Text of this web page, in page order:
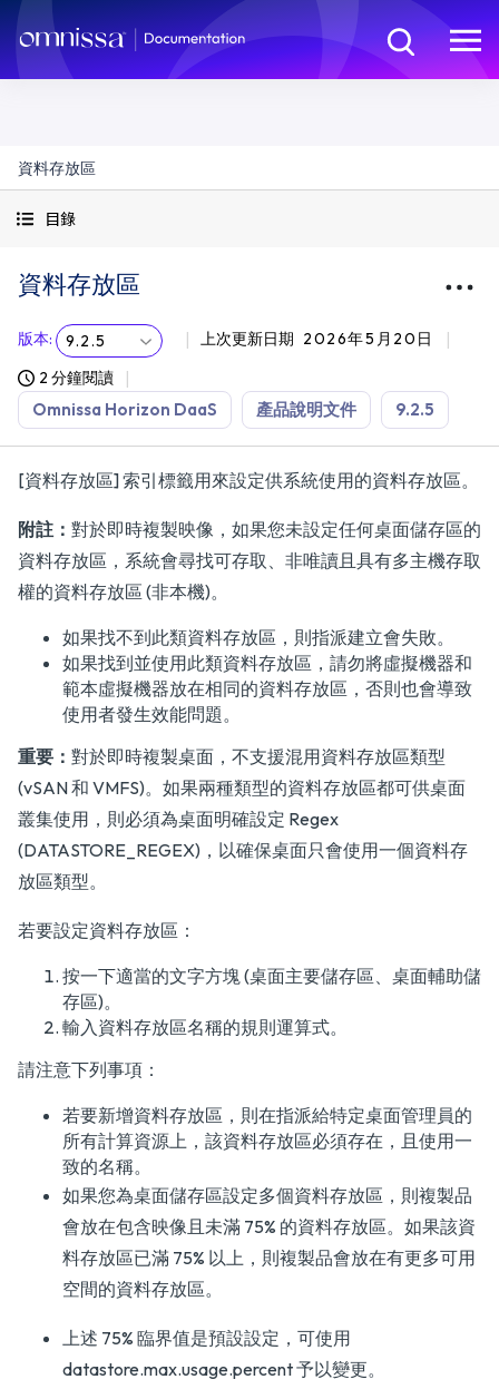
資料存放區
目錄
資料存放區
版本: 9.2.5 上次更新日期 2026年5月20日
2 分鐘閱讀
Omnissa Horizon DaaS 產品說明文件 9.2.5
[資料存放區] 索引標籤用來設定供系統使用的資料存放區。
附註： 對於即時複製映像，如果您未設定任何桌面儲存區的
資料存放區，系統會尋找可存取、非唯讀且具有多主機存取
權的資料存放區 (非本機)。
如果找不到此類資料存放區，則指派建立會失敗。
如果找到並使用此類資料存放區，請勿將虛擬機器和
範本虛擬機器放在相同的資料存放區，否則也會導致
使用者發生效能問題。
重要： 對於即時複製桌面，不支援混用資料存放區類型
(vSAN 和 VMFS)。如果兩種類型的資料存放區都可供桌面
叢集使用，則必須為桌面明確設定 Regex
(DATASTORE_REGEX)，以確保桌面只會使用一個資料存
放區類型。
若要設定資料存放區：
按一下適當的文字方塊 (桌面主要儲存區、桌面輔助儲
存區)。
輸入資料存放區名稱的規則運算式。
請注意下列事項：
若要新增資料存放區，則在指派給特定桌面管理員的
所有計算資源上，該資料存放區必須存在，且使用一
致的名稱。
如果您為桌面儲存區設定多個資料存放區，則複製品
會放在包含映像且未滿 75% 的資料存放區。如果該資
料存放區已滿 75% 以上，則複製品會放在有更多可用
空間的資料存放區。
上述 75% 臨界值是預設設定，可使用
datastore.max.usage.percent 予以變更。